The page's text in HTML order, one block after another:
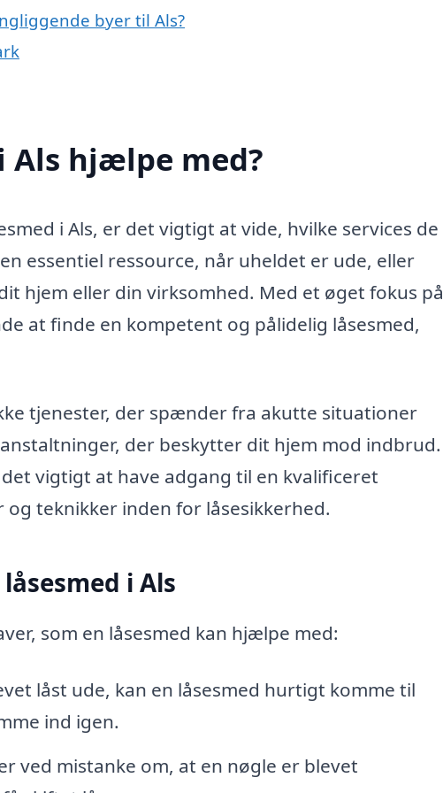
byer til Als?
Als hjælpe med?
i Als, er det vigtigt at vide, hvilke services de
essentiel ressource, når uheldet er ude, eller
hjem eller din virksomhed. Med et øget fokus på
at finde en kompetent og pålidelig låsesmed,
tjenester, der spænder fra akutte situationer
der beskytter dit hjem mod indbrud.
vigtigt at have adgang til en kvalificeret
teknikker inden for låsesikkerhed.
i Als
som en låsesmed kan hjælpe med:
låst ude, kan en låsesmed hurtigt komme til
ind igen.
ved mistanke om, at en nøgle er blevet